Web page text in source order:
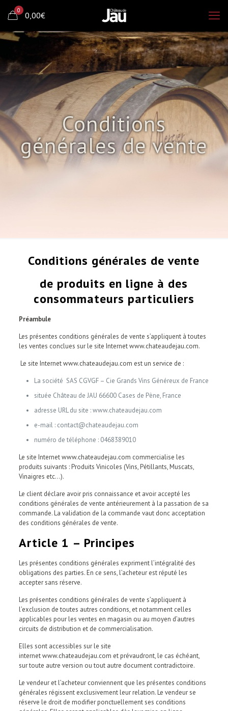
0 0,00€
Conditions
générales de vente
Conditions générales de vente
de produits en ligne à des
consommateurs particuliers
Préambule
Les présentes conditions générales de vente s’appliquent à toutes
les ventes conclues sur le site Internet www.chateaudejau.com.
Le site Internet www.chateaudejau.com est un service de :
La société SAS CGVGF – Cie Grands Vins Généreux de France
située Château de JAU 66600 Cases de Pène, France
adresse URL du site : www.chateaudejau.com
e-mail : contact@chateaudejau.com
numéro de téléphone : 0468389010
Le site Internet www.chateaudejau.com commercialise les
produits suivants : Produits Vinicoles (Vins, Pétillants, Muscats,
Vinaigres etc…).
Le client déclare avoir pris connaissance et avoir accepté les
conditions générales de vente antérieurement à la passation de sa
commande. La validation de la commande vaut donc acceptation
des conditions générales de vente.
Article 1 – Principes
Les présentes conditions générales expriment l’intégralité des
obligations des parties. En ce sens, l’acheteur est réputé les
accepter sans réserve.
Les présentes conditions générales de vente s’appliquent à
l’exclusion de toutes autres conditions, et notamment celles
applicables pour les ventes en magasin ou au moyen d’autres
circuits de distribution et de commercialisation.
Elles sont accessibles sur le site
internet www.chateaudejau.com et prévaudront, le cas échéant,
sur toute autre version ou tout autre document contradictoire.
Le vendeur et l’acheteur conviennent que les présentes conditions
générales régissent exclusivement leur relation. Le vendeur se
réserve le droit de modifier ponctuellement ses conditions